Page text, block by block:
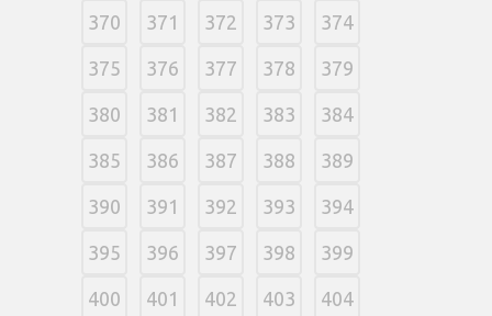
370 371 372 373 374
375 376 377 378 379
380 381 382 383 384
385 386 387 388 389
390 391 392 393 394
395 396 397 398 399
400 401 402 403 404